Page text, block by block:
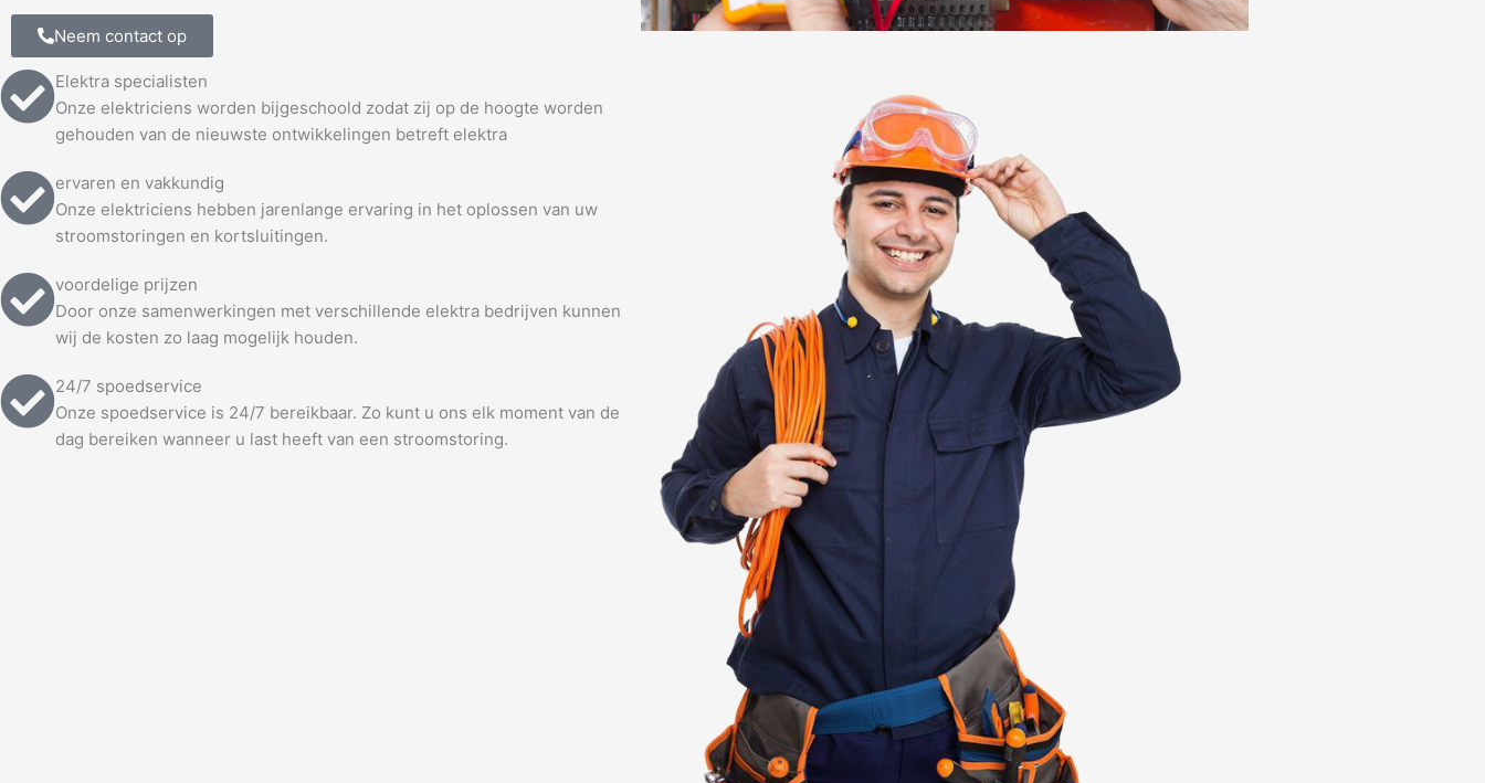
Neem contact op
Elektra specialisten
Onze elektriciens worden bijgeschoold zodat zij op de hoogte worden
gehouden van de nieuwste ontwikkelingen betreft elektra
ervaren en vakkundig
Onze elektriciens hebben jarenlange ervaring in het oplossen van uw
stroomstoringen en kortsluitingen.
voordelige prijzen
Door onze samenwerkingen met verschillende elektra bedrijven kunnen
wij de kosten zo laag mogelijk houden.
24/7 spoedservice
Onze spoedservice is 24/7 bereikbaar. Zo kunt u ons elk moment van de
dag bereiken wanneer u last heeft van een stroomstoring.